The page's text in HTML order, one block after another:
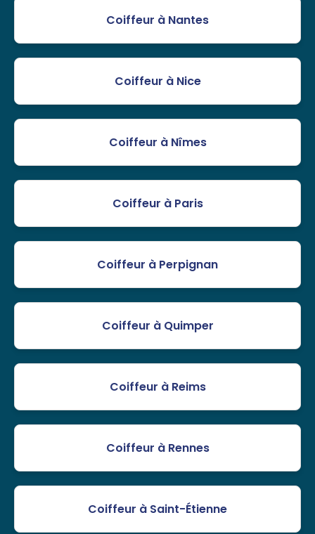
Coiffeur à Nantes
Coiffeur à Nice
Coiffeur à Nîmes
Coiffeur à Paris
Coiffeur à Perpignan
Coiffeur à Quimper
Coiffeur à Reims
Coiffeur à Rennes
Coiffeur à Saint-Étienne